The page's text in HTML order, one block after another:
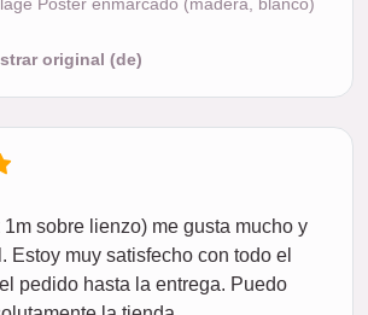
original (de)
sobre lienzo) me gusta mucho y
Estoy muy satisfecho con todo el
pedido hasta la entrega. Puedo